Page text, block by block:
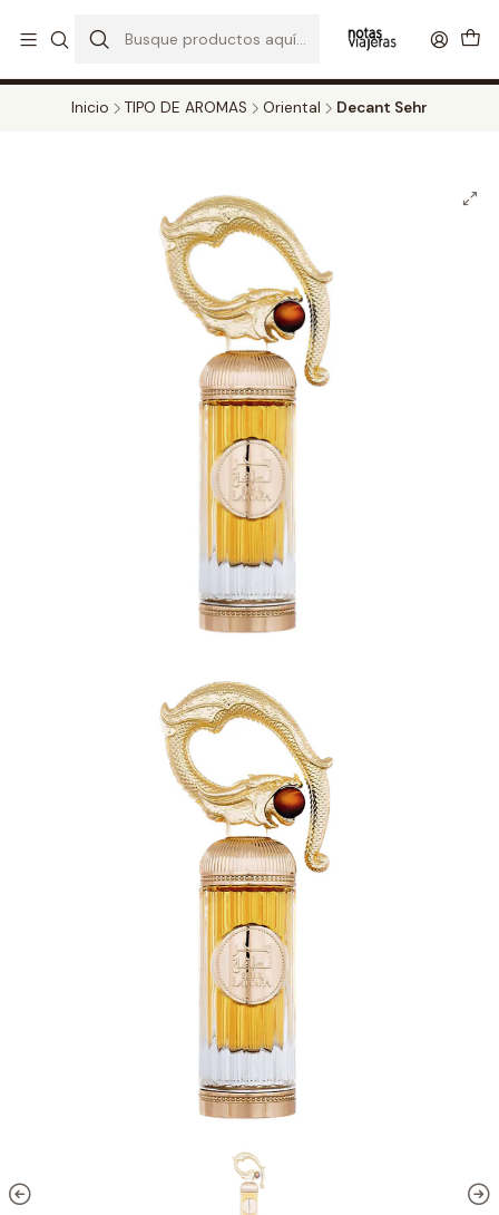
TODOS LOS DECANTS
Inicio TIPO DE AROMAS Oriental Decant Sehr